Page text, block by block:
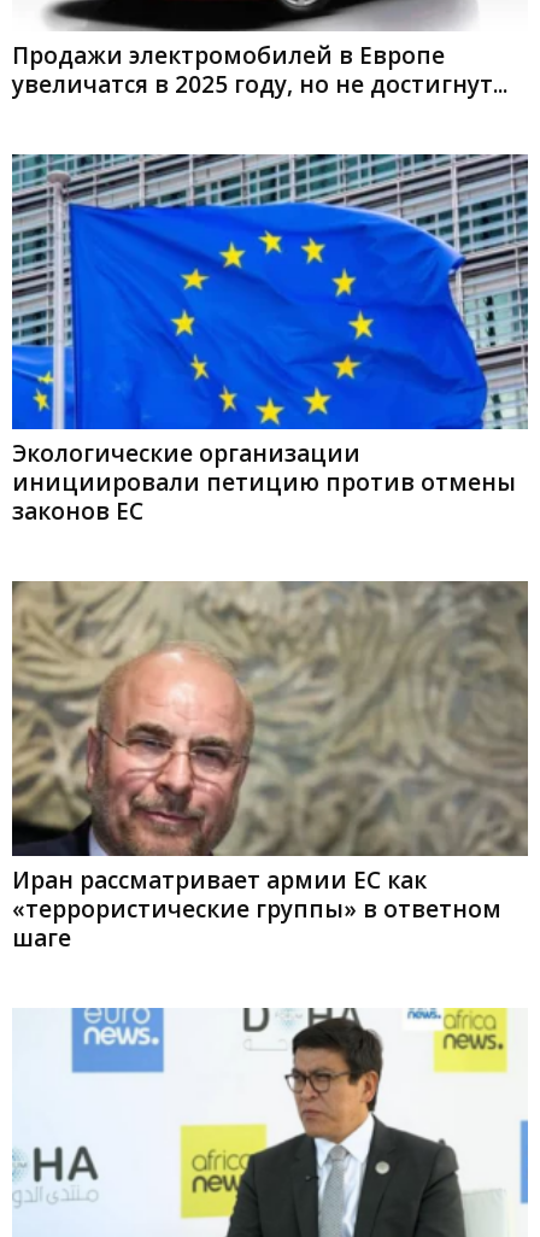
Продажи электромобилей в Европе
увеличатся в 2025 году, но не достигнут...
Экологические организации
инициировали петицию против отмены
законов ЕС
Иран рассматривает армии ЕС как
«террористические группы» в ответном
шаге